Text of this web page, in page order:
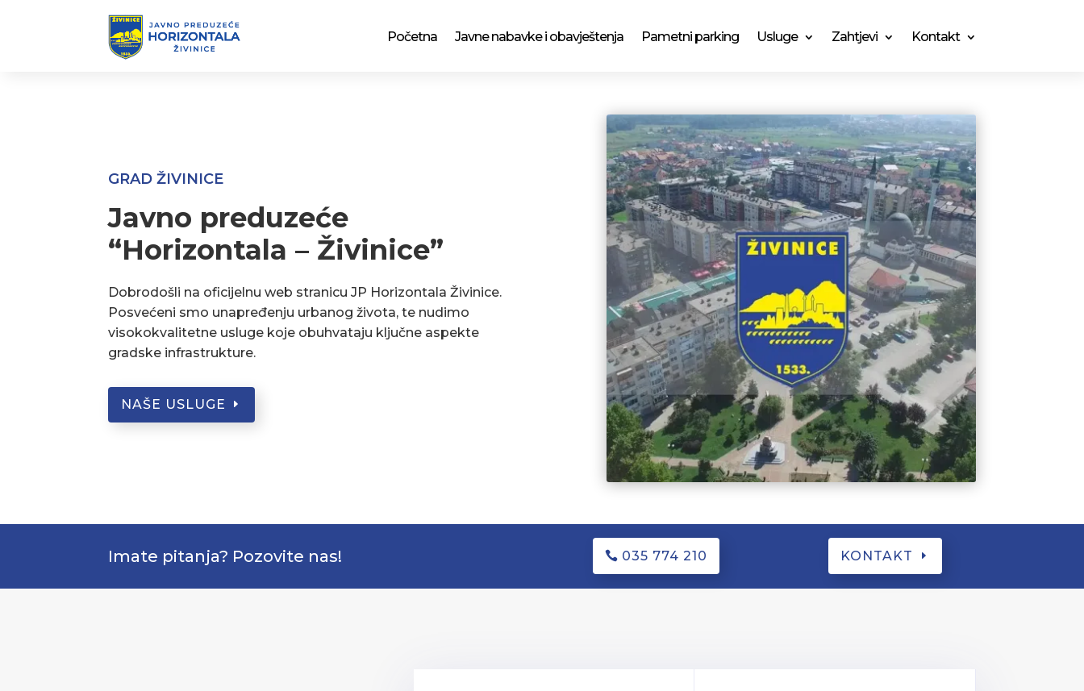
Početna Javne nabavke i obavještenja Pametni parking Usluge Zahtjevi Kontakt
GRAD ŽIVINICE
Javno preduzeće
“Horizontala – Živinice”
Dobrodošli na oficijelnu web stranicu JP Horizontala Živinice.
Posvećeni smo unapređenju urbanog života, te nudimo
visokokvalitetne usluge koje obuhvataju ključne aspekte
gradske infrastrukture.
NAŠE USLUGE
Imate pitanja? Pozovite nas! 035 774 210 KONTAKT